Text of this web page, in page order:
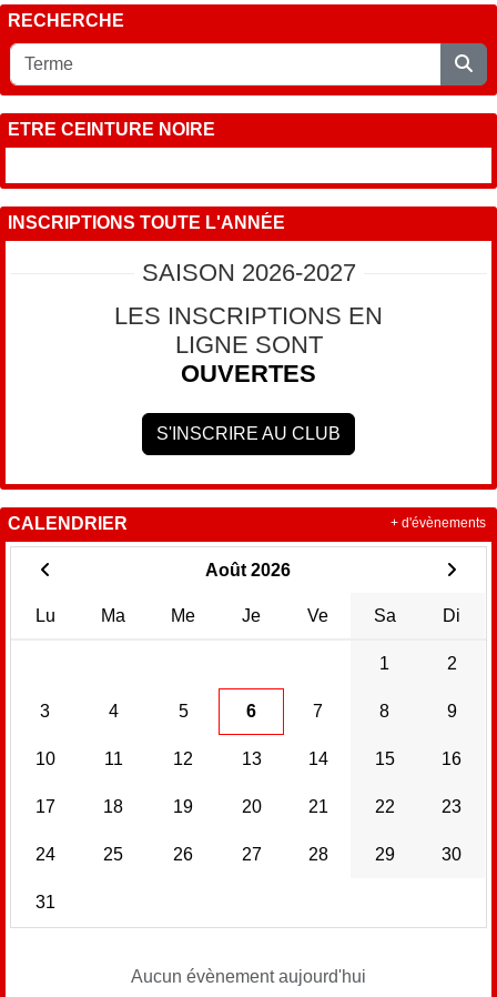
RECHERCHE
ETRE CEINTURE NOIRE
INSCRIPTIONS TOUTE L'ANNÉE
SAISON 2026-2027
LES INSCRIPTIONS EN
LIGNE SONT
OUVERTES
S'INSCRIRE AU CLUB
CALENDRIER
Août 2026
Lu Ma Me Je Ve Sa Di
1 2
3 4 5 6 7 8 9
10 11 12 13 14 15 16
17 18 19 20 21 22 23
24 25 26 27 28 29 30
31
Aucun évènement aujourd'hui
+ d'évènements